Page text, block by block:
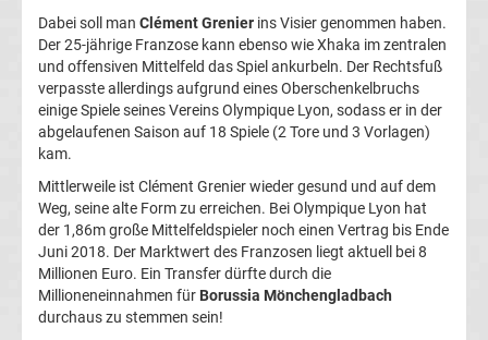
Fußball
WM
Fußball
EM
Frauenfußball
Dabei soll man Clément Grenier ins Visier genommen haben.
Der 25-jährige Franzose kann ebenso wie Xhaka im zentralen
und offensiven Mittelfeld das Spiel ankurbeln. Der Rechtsfuß
verpasste allerdings aufgrund eines Oberschenkelbruchs
einige Spiele seines Vereins Olympique Lyon, sodass er in der
abgelaufenen Saison auf 18 Spiele (2 Tore und 3 Vorlagen)
kam.
Mittlerweile ist Clément Grenier wieder gesund und auf dem
Weg, seine alte Form zu erreichen. Bei Olympique Lyon hat
der 1,86m große Mittelfeldspieler noch einen Vertrag bis Ende
Juni 2018. Der Marktwert des Franzosen liegt aktuell bei 8
Millionen Euro. Ein Transfer dürfte durch die
Millioneneinnahmen für Borussia Mönchengladbach
durchaus zu stemmen sein!